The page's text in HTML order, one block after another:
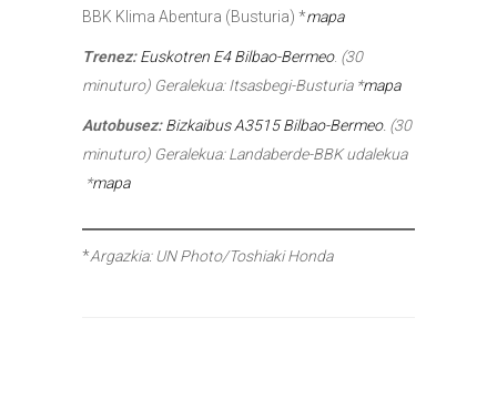
BBK Klima Abentura (Busturia) *mapa
Trenez: Euskotren E4 Bilbao-Bermeo. (30
minuturo) Geralekua: Itsasbegi-Busturia *mapa
Autobusez: Bizkaibus A3515 Bilbao-Bermeo. (30
minuturo) Geralekua: Landaberde-BBK udalekua
*mapa
*Argazkia: UN Photo/Toshiaki Honda